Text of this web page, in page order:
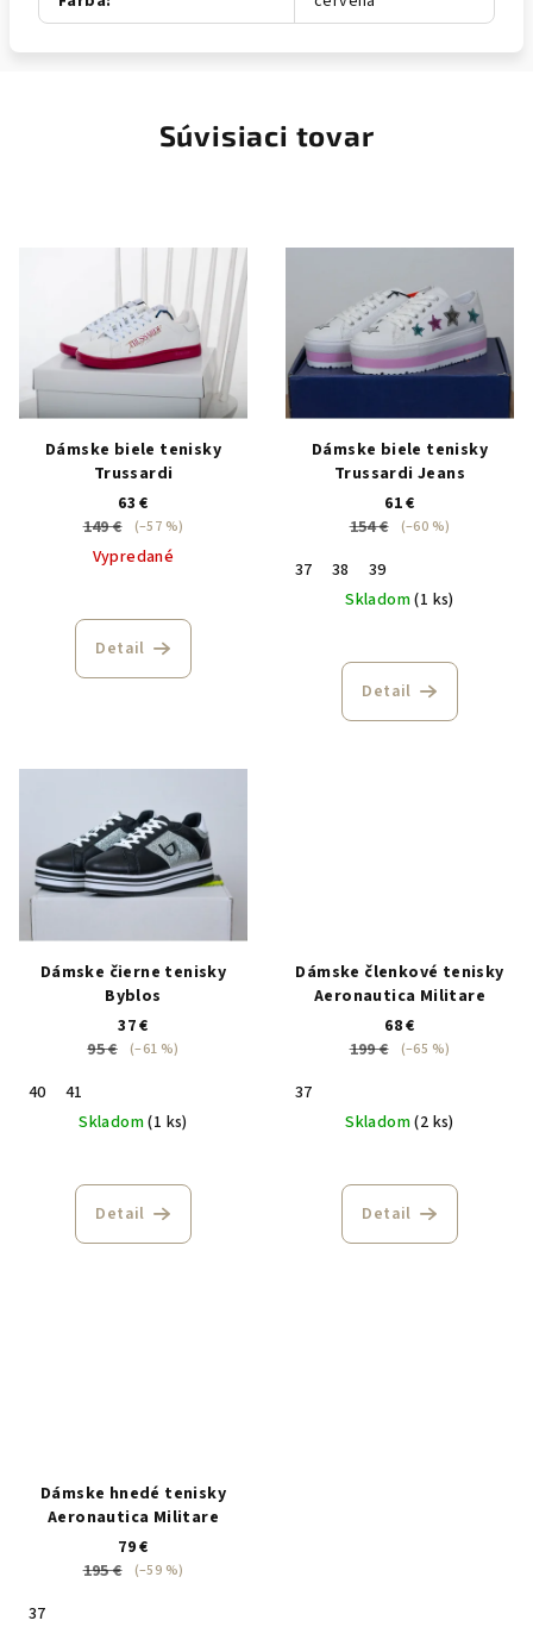
Súvisiaci tovar
Dámske biele tenisky
Trussardi
63 €
149 €
(–57 %)
Vypredané
Detail
Dámske biele tenisky
Trussardi Jeans
61 €
154 €
(–60 %)
37 38
39
Skladom(1 ks)
Detail
Dámske čierne tenisky
Byblos
37 €
95 €
(–61 %)
40
41
Skladom(1 ks)
Detail
Dámske členkové tenisky
Aeronautica Militare
68 €
199 €
(–65 %)
37
Skladom(2 ks)
Detail
Dámske hnedé tenisky
Aeronautica Militare
79 €
195 €
(–59 %)
37